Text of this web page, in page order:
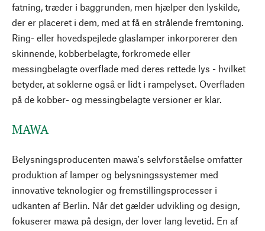
fatning, træder i baggrunden, men hjælper den lyskilde,
der er placeret i dem, med at få en strålende fremtoning.
Ring- eller hovedspejlede glaslamper inkorporerer den
skinnende, kobberbelagte, forkromede eller
messingbelagte overflade med deres rettede lys - hvilket
betyder, at soklerne også er lidt i rampelyset. Overfladen
på de kobber- og messingbelagte versioner er klar.
MAWA
Belysningsproducenten mawa's selvforståelse omfatter
produktion af lamper og belysningssystemer med
innovative teknologier og fremstillingsprocesser i
udkanten af Berlin. Når det gælder udvikling og design,
fokuserer mawa på design, der lover lang levetid. En af